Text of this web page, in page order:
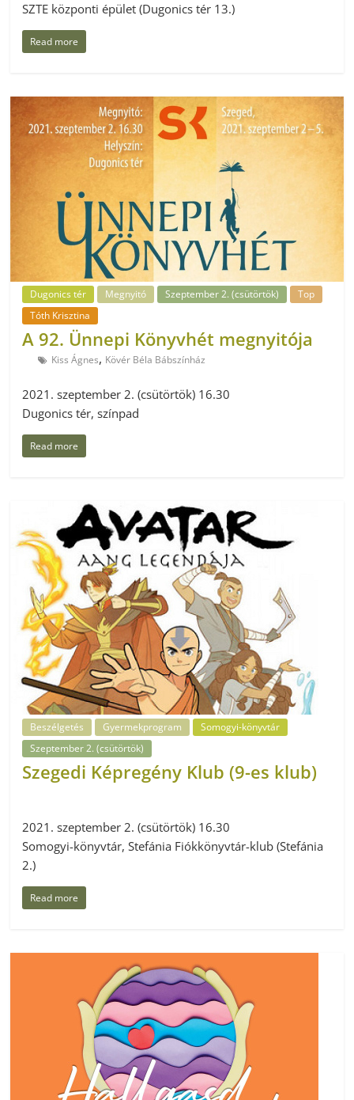
SZTE központi épület (Dugonics tér 13.)
Read more
Dugonics tér Megnyitó Szeptember 2. (csütörtök)
Top
Tóth Krisztina
A 92. Ünnepi Könyvhét megnyitója
Kiss Ágnes, Kövér Béla Bábszínház
2021. szeptember 2. (csütörtök) 16.30
Dugonics tér, színpad
Read more
Beszélgetés Gyermekprogram
Somogyi-könyvtár
Szeptember 2. (csütörtök)
Szegedi Képregény Klub (9-es klub)
2021. szeptember 2. (csütörtök) 16.30
Somogyi-könyvtár, Stefánia Fiókkönyvtár-klub (Stefánia
2.)
Read more